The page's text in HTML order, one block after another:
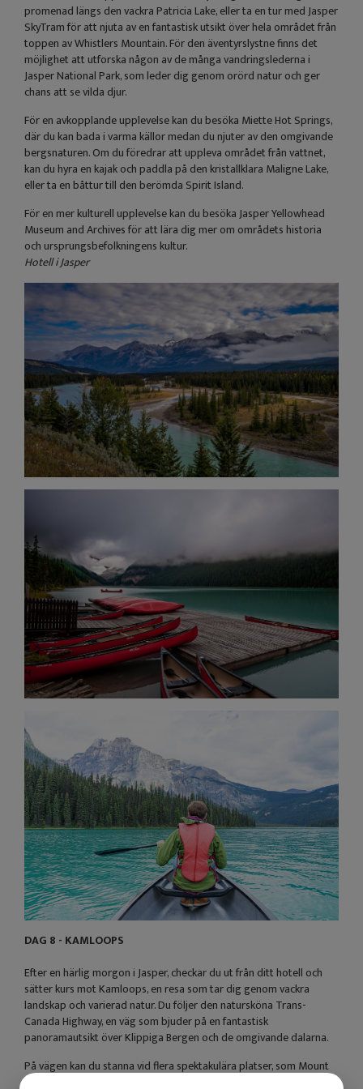
promenad längs den vackra Patricia Lake, eller ta en tur med Jasper
SkyTram för att njuta av en fantastisk utsikt över hela området från
toppen av Whistlers Mountain. För den äventyrslystne finns det
möjlighet att utforska någon av de många vandringslederna i
Jasper National Park, som leder dig genom orörd natur och ger
chans att se vilda djur.
För en avkopplande upplevelse kan du besöka Miette Hot Springs,
där du kan bada i varma källor medan du njuter av den omgivande
bergsnaturen. Om du föredrar att uppleva området från vattnet,
kan du hyra en kajak och paddla på den kristallklara Maligne Lake,
eller ta en båttur till den berömda Spirit Island.
För en mer kulturell upplevelse kan du besöka Jasper Yellowhead
Museum and Archives för att lära dig mer om områdets historia
och ursprungsbefolkningens kultur.
Hotell i Jasper
DAG 8 - KAMLOOPS
Efter en härlig morgon i Jasper, checkar du ut från ditt hotell och
sätter kurs mot Kamloops, en resa som tar dig genom vackra
landskap och varierad natur. Du följer den natursköna Trans-
Canada Highway, en väg som bjuder på en fantastisk
panoramautsikt över Klippiga Bergen och de omgivande dalarna.
På vägen kan du stanna vid flera spektakulära platser, som Mount
Robson Provincial Park, där du får en chans att beundra den